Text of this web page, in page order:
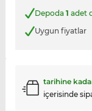
Depoda 1 adet
Uygun fiyatlar
tarihine
içerisinde